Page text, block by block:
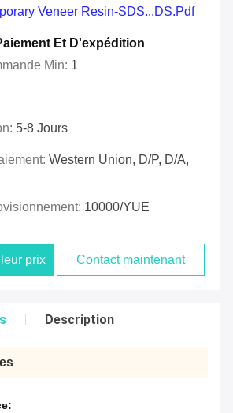
Veneer Resin-SDS...DS.pdf
Et D'expédition
Min: 1
5-8 Jours
Western Union, D/P, D/A,
10000/YUE
prix Contact maintenant
Description